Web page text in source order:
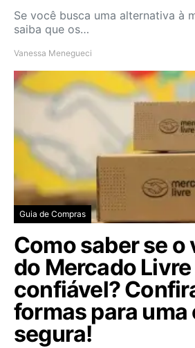
Se você busca uma alternativa à
saiba que os…
Vanessa Menegueci
Guia de Compras
Como saber se o
do Mercado Livre
confiável?
formas para uma
segura!